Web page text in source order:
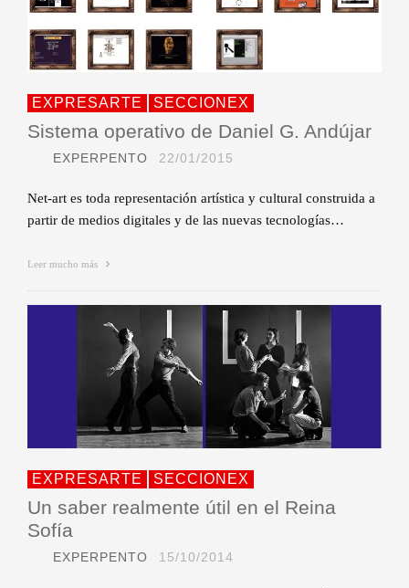
EXPRESARTE SECCIONEX
Sistema operativo de Daniel G. Andújar
EXPERPENTO 22/01/2015
Net-art es toda representación artística y cultural construida a
partir de medios digitales y de las nuevas tecnologías…
Leer mucho más
EXPRESARTE SECCIONEX
Un saber realmente útil en el Reina
Sofía
EXPERPENTO 15/10/2014